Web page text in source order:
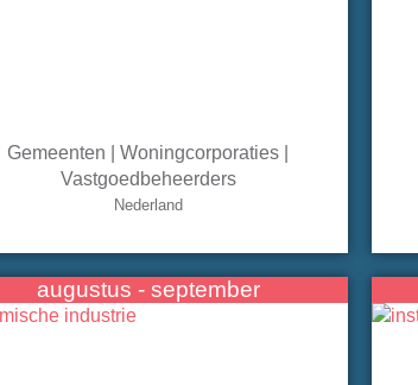
Gemeenten | Woningcorporaties |
Vastgoedbeheerders
Nederland
augustus - september